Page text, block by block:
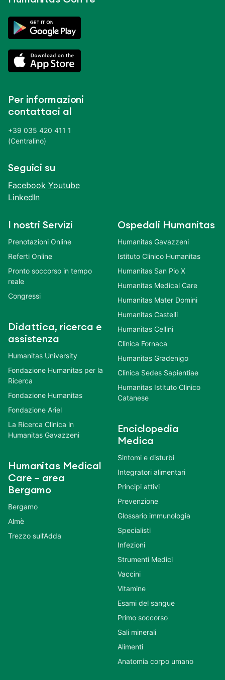
Per informazioni
contattaci al
+39 035 420 411 1
(Centralino)
Seguici su
Facebook Youtube
LinkedIn
I nostri Servizi
Prenotazioni Online
Referti Online
Pronto soccorso in tempo
reale
Congressi
Didattica, ricerca e
assistenza
Humanitas University
Fondazione Humanitas per la
Ricerca
Fondazione Humanitas
Fondazione Ariel
La Ricerca Clinica in
Humanitas Gavazzeni
Humanitas Medical
Care – area
Bergamo
Bergamo
Almè
Trezzo sull’Adda
Ospedali Humanitas
Humanitas Gavazzeni
Istituto Clinico Humanitas
Humanitas San Pio X
Humanitas Medical Care
Humanitas Mater Domini
Humanitas Castelli
Humanitas Cellini
Clinica Fornaca
Humanitas Gradenigo
Clinica Sedes Sapientiae
Humanitas Istituto Clinico
Catanese
Enciclopedia
Medica
Sintomi e disturbi
Integratori alimentari
Principi attivi
Prevenzione
Glossario immunologia
Specialisti
Infezioni
Strumenti Medici
Vaccini
Vitamine
Esami del sangue
Primo soccorso
Sali minerali
Alimenti
Anatomia corpo umano